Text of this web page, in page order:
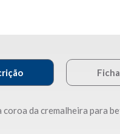
coroa da cremalheira para